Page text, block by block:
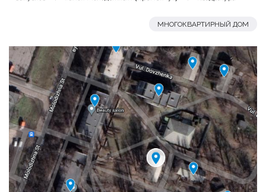
МНОГОКВАРТИРНЫЙ ДОМ